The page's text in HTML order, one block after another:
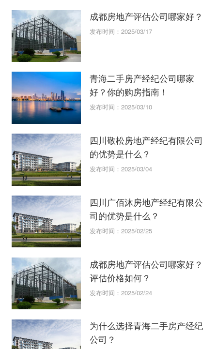
成都房地产评估公司哪家好？
发布时间：2025/03/17
青海二手房产经纪公司哪家
好？你的购房指南！
发布时间：2025/03/10
四川敬松房地产经纪有限公司
的优势是什么？
发布时间：2025/03/04
四川广佰沐房地产经纪有限公
司的优势是什么？
发布时间：2025/02/25
成都房地产评估公司哪家好？
评估价格如何？
发布时间：2025/02/24
为什么选择青海二手房产经纪
公司？